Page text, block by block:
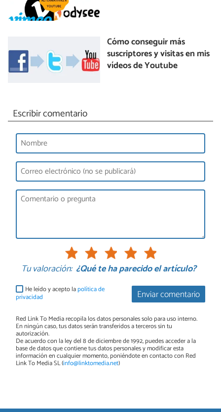
Cómo conseguir más
suscriptores y visitas en mis
vídeos de Youtube
Escribir comentario
Tu valoración: ¿Qué te ha parecido el artículo?
Enviar comentario
He leído y acepto lapolítica de
privacidad
Red Link To Media recopila los datos personales solo para uso interno.
En ningún caso, tus datos serán transferidos a terceros sin tu
autorización.
De acuerdo con la ley del 8 de diciembre de 1992, puedes acceder a la
base de datos que contiene tus datos personales y modificar esta
información en cualquier momento, poniéndote en contacto con Red
Link To Media SL (info@linktomedia.net)